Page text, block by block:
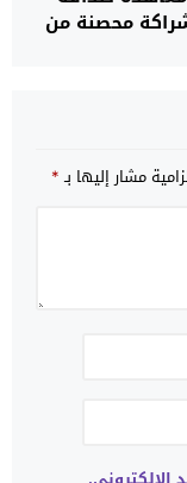
2026 لترسيخ شراكة محصنة من
مشار إليها بـ*